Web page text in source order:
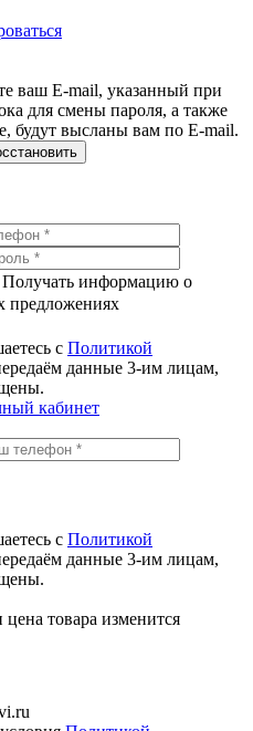
ваш E-mail, указанный при
для смены пароля, а также
будут высланы вам по E-mail.
Получать информацию о
предложениях
с Политикой
данные 3-им лицам,
кабинет
с Политикой
данные 3-им лицам,
товара изменится